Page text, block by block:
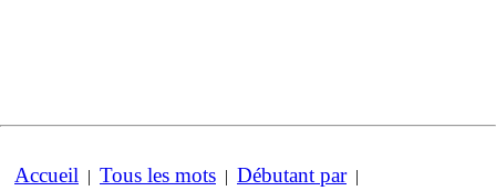
Accueil | Tous les mots | Débutant par|